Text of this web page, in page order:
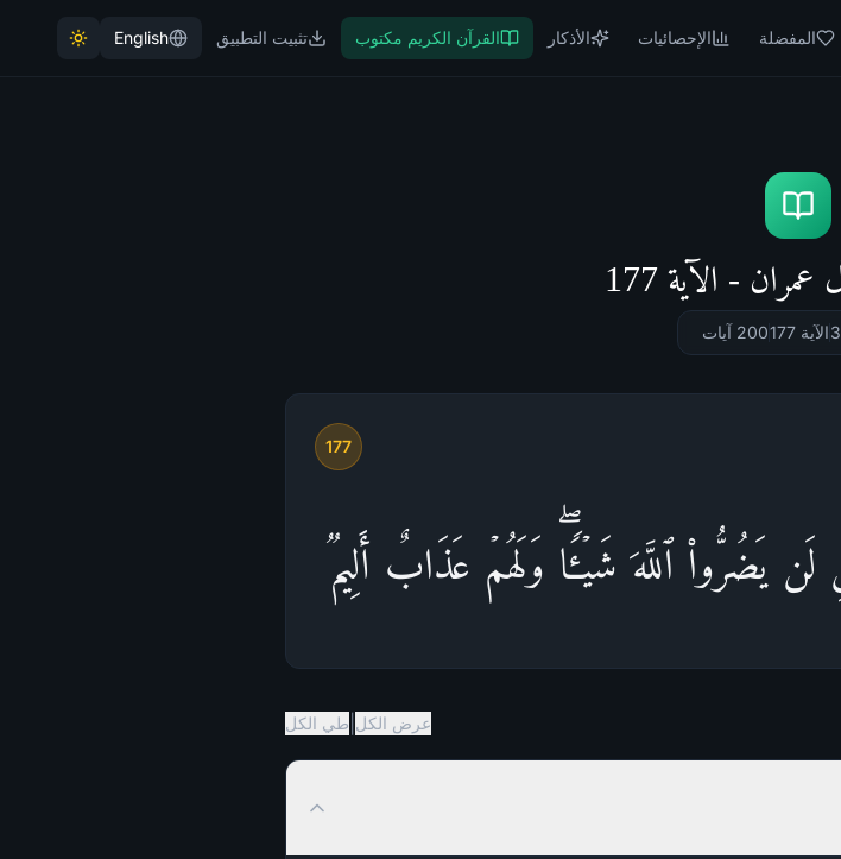
المفضلة الإحصائيات الأذكار القرآن الكريم مكتوب تثبيت التطبيق English
- الآية 177
الآية 177 200 آيات
177
لَن یَضُرُّوا۟ ٱللَّهَ شَیۡـࣰٔاۖ وَلَهُمۡ عَذَابٌ أَلِیمࣱ
عرض الكل طي الكل